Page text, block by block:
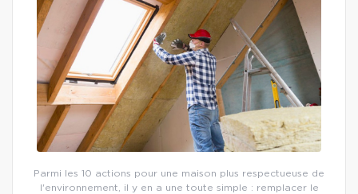
Parmi les 10 actions pour une maison plus respectueuse de
l'environnement, il y en a une toute simple : remplacer le